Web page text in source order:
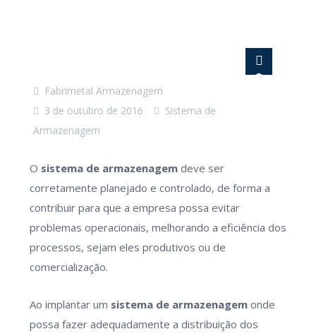
Fabrimetal Armazenagem
3 de outubro de 2016
Sistema de
Armazenagem
O sistema de armazenagem deve ser
corretamente planejado e controlado, de forma a
contribuir para que a empresa possa evitar
problemas operacionais, melhorando a eficiência dos
processos, sejam eles produtivos ou de
comercialização.
Ao implantar um sistema de armazenagem onde
possa fazer adequadamente a distribuição dos